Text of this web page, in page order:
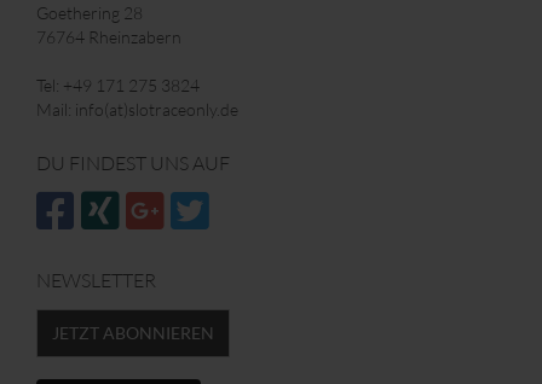
Goethering 28
76764 Rheinzabern
Tel: +49 171 275 3824
Mail: info(at)slotraceonly.de
DU FINDEST UNS AUF
NEWSLETTER
JETZT ABONNIEREN